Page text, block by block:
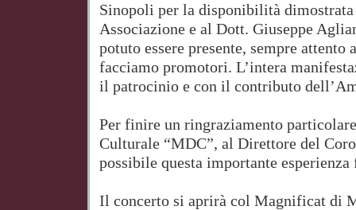
Sinopoli per la disponibilità
Associazione e al Dott. Giuseppe
potuto essere presente, sempre
facciamo promotori. L’intera
il patrocinio e con il contributo
Per finire un ringraziamento
Culturale “MDC”, al Direttore del
possibile questa importante
Il concerto si aprirà col Magnificat di